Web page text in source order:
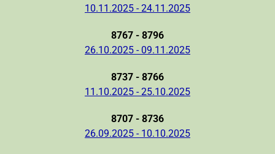
10.11.2025 - 24.11.2025
8767 - 8796
26.10.2025 - 09.11.2025
8737 - 8766
11.10.2025 - 25.10.2025
8707 - 8736
26.09.2025 - 10.10.2025